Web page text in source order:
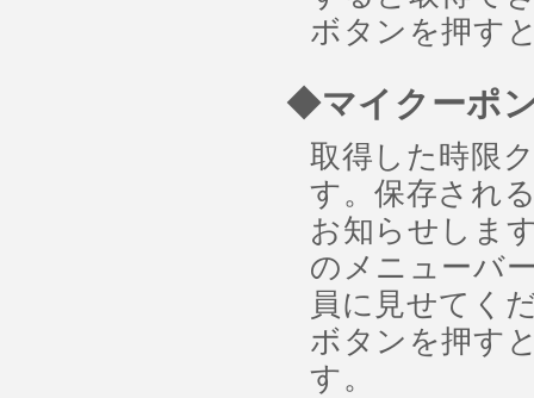
ボタンを押す
◆マイクーポ
取得した時限
す。保存され
お知らせしま
のメニューバ
員に見せてく
ボタンを押す
す。